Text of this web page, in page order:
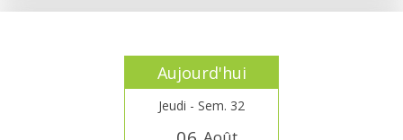
Aujourd'hui
Jeudi - Sem. 32